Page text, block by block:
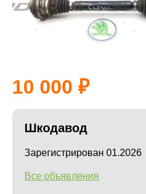
10 000
Шкодавод
Зарегистрирован 01.2026
Все объявления